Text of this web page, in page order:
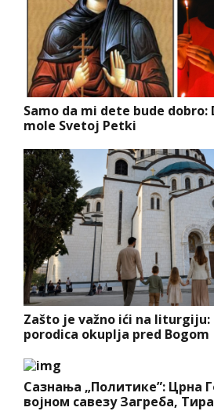
Samo da mi dete bude dobro:
mole Svetoj Petki
Zašto je važno ići na liturgiju:
porodica okuplja pred Bogom
Сазнања „Политике”: Црна
војном савезу Загреба,